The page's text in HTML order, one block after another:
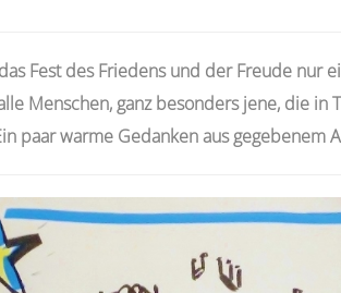
Fest des Friedens und der Freude nur
Menschen, ganz besonders jene, die in
paar warme Gedanken aus gegebenem